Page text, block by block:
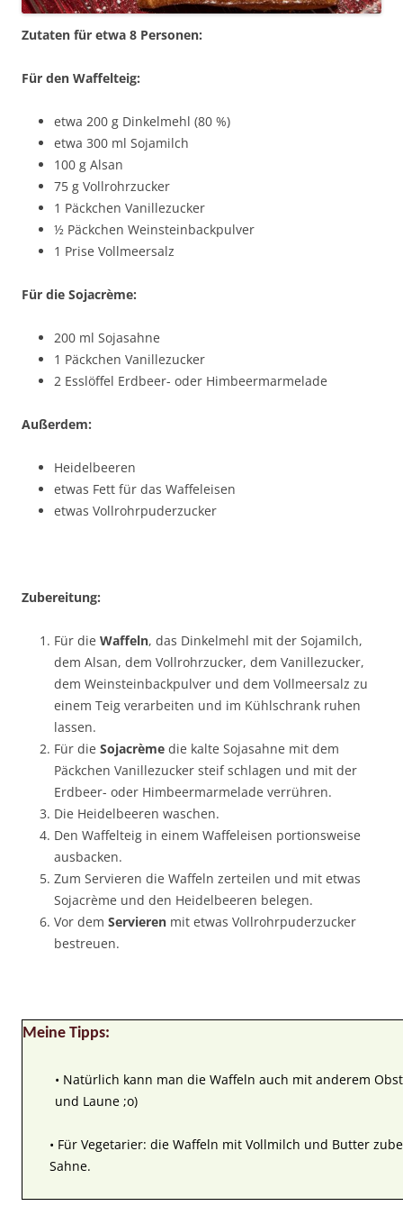
Zutaten für etwa 8 Personen:
Für den Waffelteig:
etwa 200 g Dinkelmehl (80 %)
etwa 300 ml Sojamilch
100 g Alsan
75 g Vollrohrzucker
1 Päckchen Vanillezucker
½ Päckchen Weinsteinbackpulver
1 Prise Vollmeersalz
Für die Sojacrème:
200 ml Sojasahne
1 Päckchen Vanillezucker
2 Esslöffel Erdbeer- oder Himbeermarmelade
Außerdem:
Heidelbeeren
etwas Fett für das Waffeleisen
etwas Vollrohrpuderzucker
Zubereitung:
Für die Waffeln, das Dinkelmehl mit der Sojamilch,
dem Alsan, dem Vollrohrzucker, dem Vanillezucker,
dem Weinsteinbackpulver und dem Vollmeersalz zu
einem Teig verarbeiten und im Kühlschrank ruhen
lassen.
Für die Sojacrème die kalte Sojasahne mit dem
Päckchen Vanillezucker steif schlagen und mit der
Erdbeer- oder Himbeermarmelade verrühren.
Die Heidelbeeren waschen.
Den Waffelteig in einem Waffeleisen portionsweise
ausbacken.
Zum Servieren die Waffeln zerteilen und mit etwas
Sojacrème und den Heidelbeeren belegen.
Vor dem Servieren mit etwas Vollrohrpuderzucker
bestreuen.
Meine Tipps:
• Natürlich kann man die Waffeln auch mit anderem
und Laune ;o)
• Für Vegetarier: die Waffeln mit Vollmilch und Butter
Sahne.